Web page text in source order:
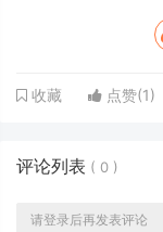
收藏 点赞(1)
评论列表 ( 0 )